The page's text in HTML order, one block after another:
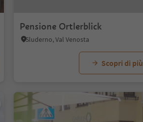
Pensione Ortlerblick
Sluderno, Val Venosta
Scopri di più